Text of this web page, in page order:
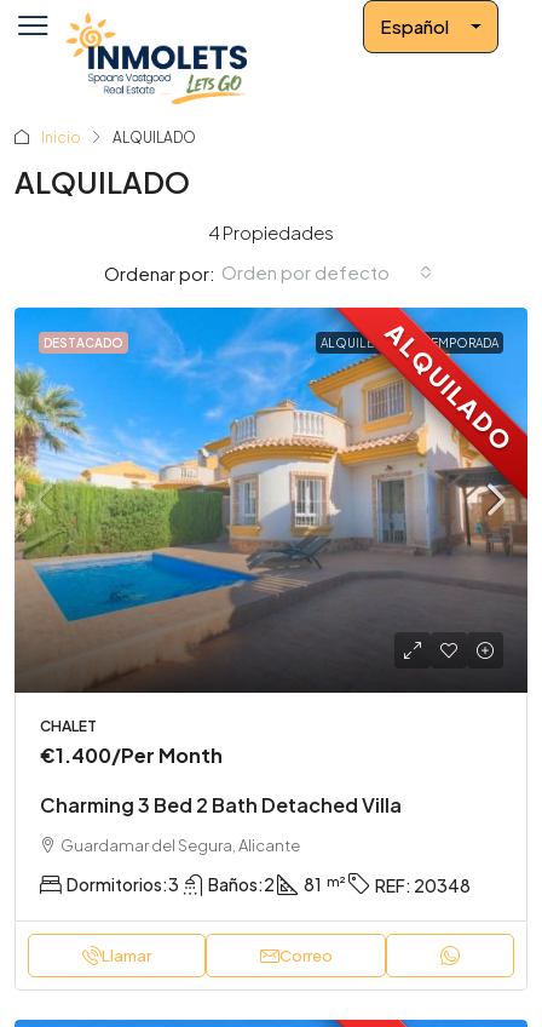
Español
Inicio ALQUILADO
ALQUILADO
4 Propiedades
Ordenar por: Orden por defecto
DESTACADO ALQUILADO
ALQUILER LARGA TEMPORADA
CHALET
€1.400/Per Month
Charming 3 Bed 2 Bath Detached Villa
Guardamar del Segura, Alicante
Dormitorios:3 Baños:2 81 REF: 20348
Llamar Correo